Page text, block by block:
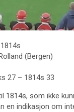
(Bergen)
27 – 1814s 33
1814s, som ikke
en indikasjon om